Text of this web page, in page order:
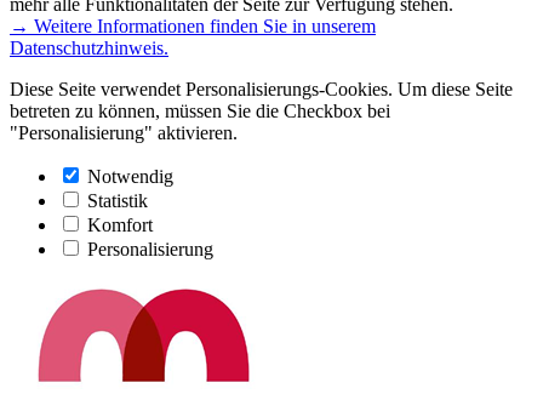
mehr alle Funktionalitäten der Seite zur Verfügung stehen.
→ Weitere Informationen finden Sie in unserem
Datenschutzhinweis.
Diese Seite verwendet Personalisierungs-Cookies. Um diese Seite
betreten zu können, müssen Sie die Checkbox bei
"Personalisierung" aktivieren.
Notwendig
Statistik
Komfort
Personalisierung